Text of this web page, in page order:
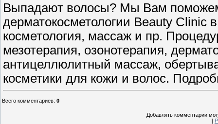
Выпадают волосы? Мы Вам
дерматокосметологии Beauty Clinic
косметология, массаж и пр.
мезотерапия, озонотерапия,
антицеллюлитный массаж,
косметики для кожи и волос.
Всего комментариев: 0
Добавлять комментарии
[